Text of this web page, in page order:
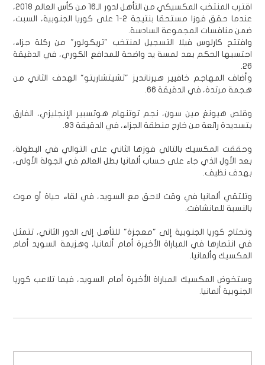
اقترب المنتخب المكسيكي من التأهل لدور الـ16 من كأس العالم 2018،
عندما حقق فوزا مستحقا بنتيجة 2-1 على كوريا الجنوبية، السبت،
ضمن منافسات المجموعة السادسة.
وافتتح كارلوس فيلا التسجيل لمنتخب "تريكولور" من ركلة جزاء،
احتسبها الحكم بعد لمسة يد واضحة للمدافع الكوري، في الدقيقة
26.
وأضاف المهاجم خافيير هيرنانديز "تشيتشاريتو" الهدف الثاني من
هجمة مرتدة، في الدقيقة 66.
وقلص هيونغ مين سون، نجم توتنهام هوتسبير الإنجليزي، الفارق
بتسديدة رائعة من خارج منطقة الجزاء، في الدقيقة 93.
وحققت المكسيك بالتالي فوزها الثاني على التوالي في البطولة،
بعد الأول الذي جاء على حساب ألمانيا بطل العالم في الجولة الأولى،
بهدف نظيف.
وتلتقي ألمانيا في وقت لاحق مع السويد، في لقاء حياة أو موت
بالنسبة للمانشافت.
وتحتاج كوريا الجنوبية إلى "معجزة" للتأهل إلى الدور الثاني، تتمثل
في انتصارها في المباراة الأخيرة أمام ألمانيا، وهزيمة السويد أمام
المكسيك وألمانيا.
وستخوض المكسيك المباراة الأخيرة أمام السويد، فيما تلاعب كوريا
الجنوبية ألمانيا.